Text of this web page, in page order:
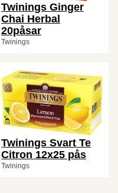
Twinings Ginger
Chai Herbal
20påsar
Twinings
Twinings Svart Te
Citron 12x25 pås
Twinings